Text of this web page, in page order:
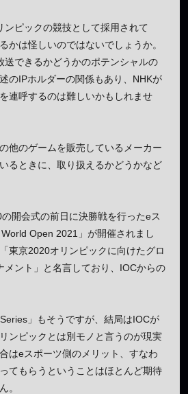
ンピックの競技として採用されて
かは怪しいのではないでしょうか。
送できるかどうかのポテンシャルの
のIPホルダーの関係もあり、NHKが
連呼するのは難しいかもしれませ
他のゲームを販売しているメーカー
るときに、取り扱えるかどうかなど
開会式の前日に決勝戦を行ったeス
Open 2021」が開催されまし
東京2020オリンピックに向けたグロ
メント」と名言しており、IOCからの
」もそうですが、結局はIOCが
ンピックとは別モノと言うのが現実
はeスポーツ側のメリット、すなわ
てもらうということはほとんど期待
。